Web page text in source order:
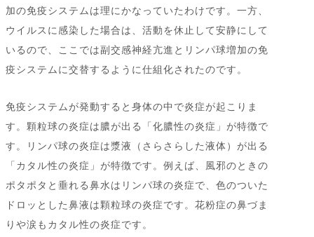
加の免疫システムは理にかなっていたわけです。一方、
ウイルスに感染した場合は、活動を休止して安静にして
いるので、ここでは副交感神経亢進とリンパ球増加の免
疫システムに交替するように仕組化されたのです。
免疫システムが発動すると身体の中で炎症が起こりま
す。顆粒球の炎症は膿が出る「化膿性の炎症」が特徴で
す。リンパ球の炎症は漿液（さらさらした液体）が出る
「カタル性の炎症」が特徴です。例えば、風邪のときの
ポタポタと垂れる鼻水はリンパ球の炎症で、色のついた
ドロッとした鼻液は顆粒球の炎症です。花粉症の鼻づま
りや涙もカタル性の炎症です。